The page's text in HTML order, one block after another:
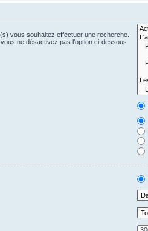
vous souhaitez effectuer une recherche.
ne désactivez pas l’option ci-dessous